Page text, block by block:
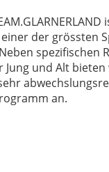
der grössten
spezifischen
Jung und Alt
an.